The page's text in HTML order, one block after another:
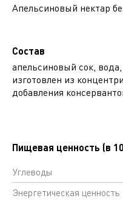
Апельсиновый нектар
Состав
апельсиновый сок,
изготовлен из
добавления
Пищевая ценность (в
Углеводы
Энергетическая ценность